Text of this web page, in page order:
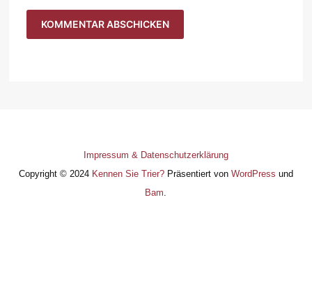
Impressum & Datenschutzerklärung
Copyright © 2024 Kennen Sie Trier?Präsentiert von WordPress und
Bam.